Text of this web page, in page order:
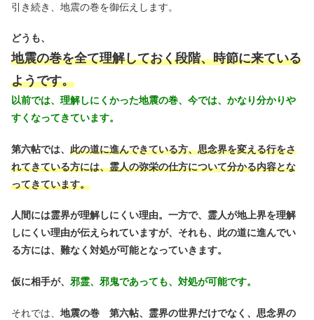
引き続き、地震の巻を御伝えします。
どうも、
地震の巻を全て理解しておく段階、時節に来ている
ようです。
以前では、理解しにくかった地震の巻、今では、かなり分かりや
すくなってきています。
第六帖では、 此の道に進んできている方、思念界を変える行をさ
れてきている方には、霊人の弥栄の仕方について分かる内容とな
ってきています。
人間には霊界が理解しにくい理由。 一方で、霊人が地上界を理解
しにくい理由が伝えられていますが、それも、此の道に進んでい
る方には、難なく対処が可能となっていきます。
仮に相手が、 邪霊、邪鬼であっても、対処が可能です。
それでは、 地震の巻 第六帖、霊界の世界だけでなく、思念界の